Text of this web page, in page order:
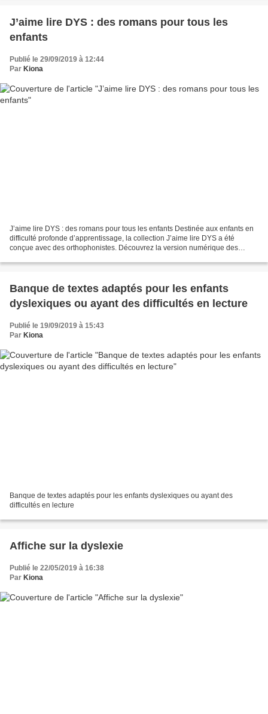
J’aime lire DYS : des romans pour tous les
enfants
Publié le 29/09/2019 à 12:44
Par Kiona
J’aime lire DYS : des romans pour tous les enfants Destinée aux enfants en
difficulté profonde d’apprentissage, la collection J’aime lire DYS a été
conçue avec des orthophonistes. Découvrez la version numérique des
Banque de textes adaptés pour les enfants
dyslexiques ou ayant des difficultés en lecture
Publié le 19/09/2019 à 15:43
Par Kiona
Banque de textes adaptés pour les enfants dyslexiques ou ayant des
difficultés en lecture
Affiche sur la dyslexie
Publié le 22/05/2019 à 16:38
Par Kiona